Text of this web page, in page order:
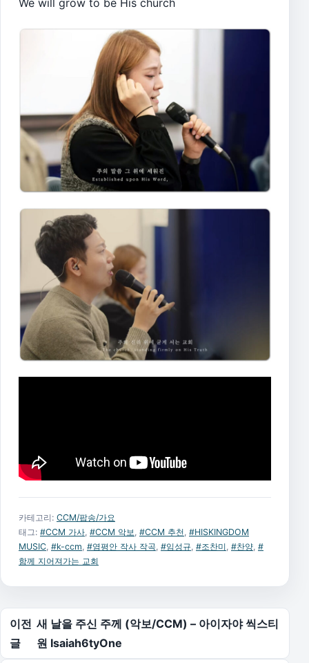
카테고리: CCM/팝송/가요
태그: #CCM 가사 #CCM 악보 #CCM 추천 #HISKINGDOM
MUSIC #k-ccm #염평안 작사 작곡 #임성규 #조찬미 #찬양 #
함께 지어져가는 교회
글 탐색
이전
글
새 날을 주신 주께 (악보/CCM) – 아이자야 씩스티
원 Isaiah6tyOne